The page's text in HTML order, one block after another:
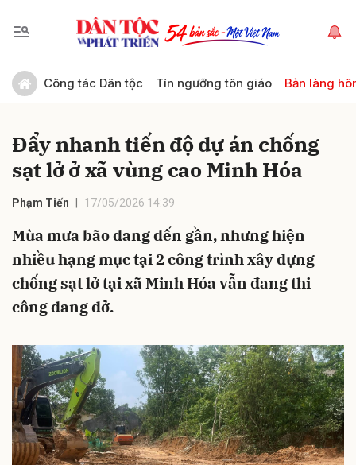
Công tác Dân tộc Tín ngưỡng tôn giáo Bản làng
Đẩy nhanh tiến độ dự án chống
sạt lở ở xã vùng cao Minh Hóa
Phạm Tiến 17/05/2026 14:39
Mùa mưa bão đang đến gần, nhưng hiện
nhiều hạng mục tại 2 công trình xây dựng
chống sạt lở tại xã Minh Hóa vẫn đang thi
công dang dở.
Gửi bình luận
Hủy